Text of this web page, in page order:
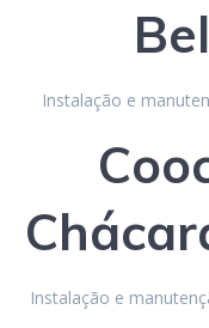
Instalação e
Instalação e